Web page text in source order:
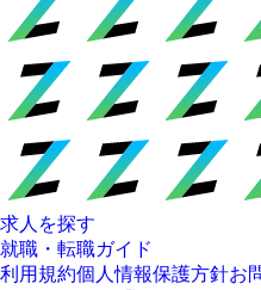
求人を探す
就職・転職ガイド
利用規約個人情報保護方針お